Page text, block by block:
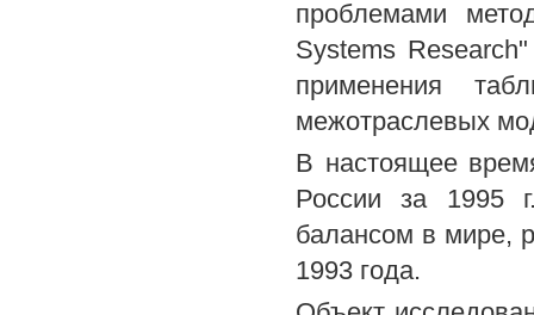
проблемами
Systems
применения
межотраслевых
В настоящее
России за 1995
балансом в мире,
1993 года.